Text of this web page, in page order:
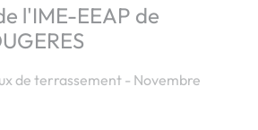
l'IME-EEAP de
de terrassement - Novembre